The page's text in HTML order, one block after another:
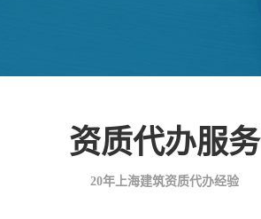
资质代办服务
20年上海建筑资质代办经验